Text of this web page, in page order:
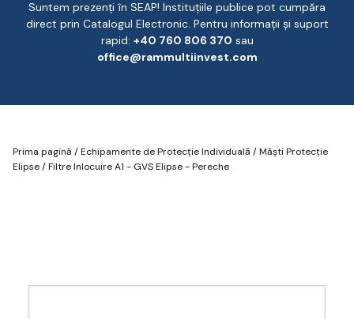
Suntem prezenți în SEAP! Instituțiile publice pot cumpăra
direct prin Catalogul Electronic. Pentru informații și suport
rapid: ‪+40 760 806 370 ‬ sau
office@rammultiinvest.com
Prima pagină /Echipamente de Protecție Individuală /Măști Protecție
Elipse/ Filtre Inlocuire A1 - GVS Elipse - Pereche